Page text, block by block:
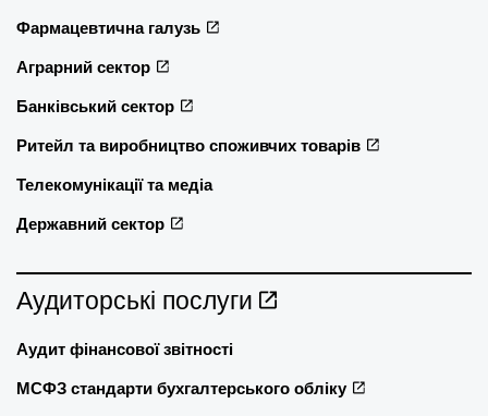
Фармацевтична галузь
Аграрний сектор
Банківський сектор
Ритейл та виробництво споживчих товарів
Телекомунікації та медіа
Державний сектор
Аудиторські послуги
Аудит фінансової звітності
МСФЗ стандарти бухгалтерського обліку